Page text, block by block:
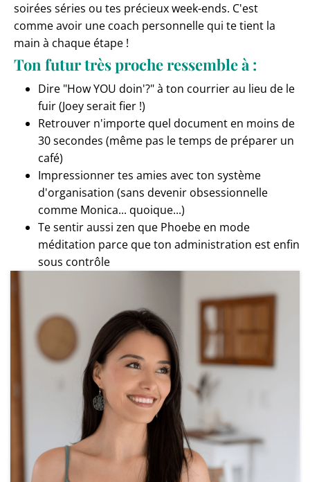
soirées séries ou tes précieux week-ends. C'est
comme avoir une coach personnelle qui te tient la
main à chaque étape !
Ton futur très proche ressemble à :
Dire "How YOU doin'?" à ton courrier au lieu de le
fuir (Joey serait fier !)
Retrouver n'importe quel document en moins de
30 secondes (même pas le temps de préparer un
café)
Impressionner tes amies avec ton système
d'organisation (sans devenir obsessionnelle
comme Monica... quoique...)
Te sentir aussi zen que Phoebe en mode
méditation parce que ton administration est enfin
sous contrôle